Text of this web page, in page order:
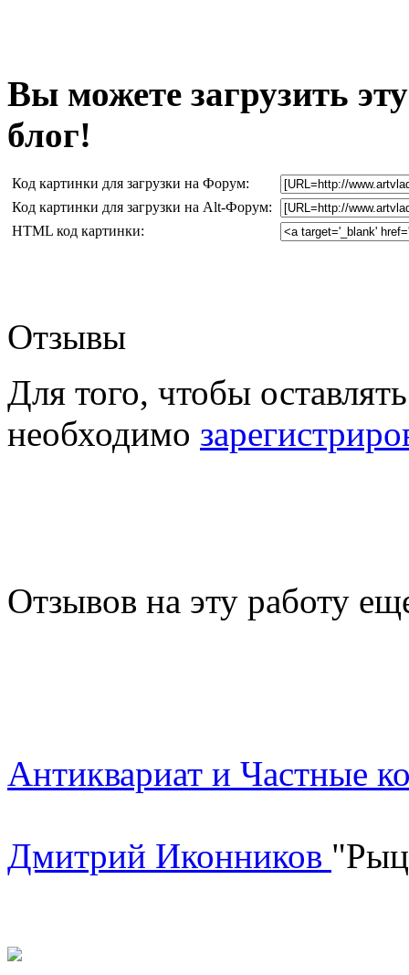
Вы можете загрузить
блог!
Код картинки для загрузки на Форум:
Код картинки для загрузки на Alt-Форум:
HTML код картинки:
Отзывы
Для того, чтобы
необходимо
Отзывов на эту работу
Антиквариат и Частные
Дмитрий Иконников